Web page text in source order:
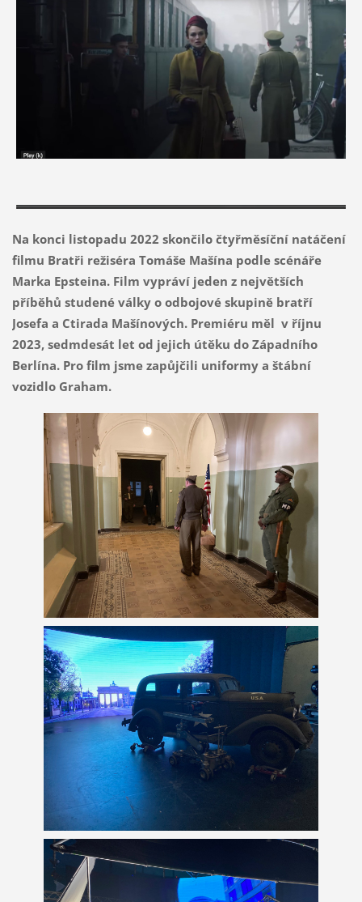
Na konci listopadu 2022 skončilo čtyřměsíční natáčení
filmu Bratři režiséra Tomáše Mašína podle scénáře
Marka Epsteina. Film vypráví jeden z největších
příběhů studené války o odbojové skupině bratří
Josefa a Ctirada Mašínových. Premiéru měl v říjnu
2023, sedmdesát let od jejich útěku do Západního
Berlína. Pro film jsme zapůjčili uniformy a štábní
vozidlo Graham.